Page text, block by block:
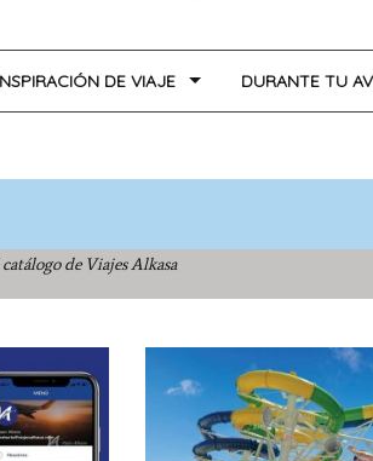
DE VIAJE DURANTE TU
de Viajes Alkasa